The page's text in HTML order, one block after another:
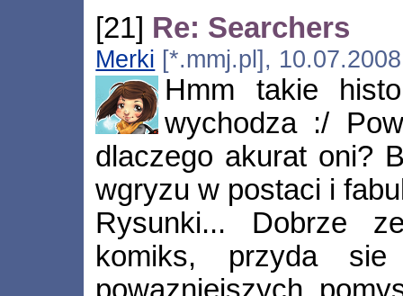
[21] Re: Searchers
Merki [*.mmj.pl],
Hmm takie
wychodza :/
dlaczego akurat oni?
wgryzu w postaci i
Rysunki... Dobrze
komiks, przyda
powazniejszych